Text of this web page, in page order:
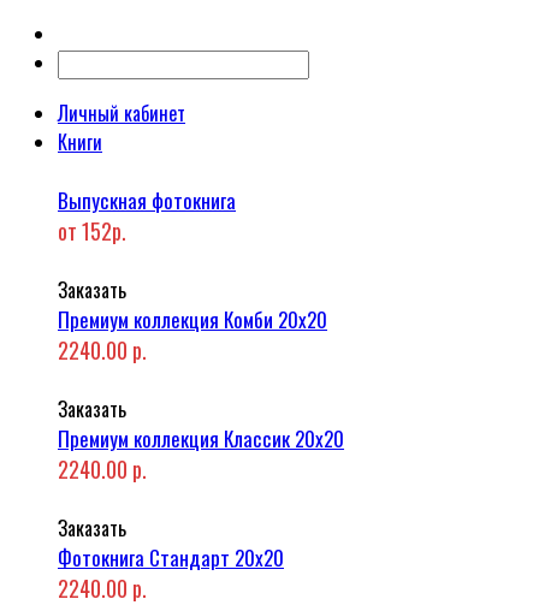
Личный кабинет
Книги
Выпускная фотокнига
от 152р.
Заказать
Премиум коллекция Комби 20x20
2240.00 р.
Заказать
Премиум коллекция Классик 20x20
2240.00 р.
Заказать
Фотокнига Стандарт 20x20
2240.00 р.